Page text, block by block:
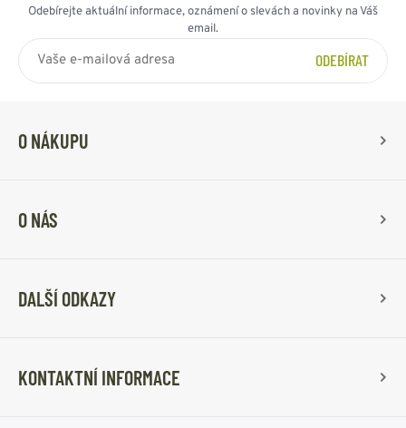
Odebírejte aktuální informace, oznámení o slevách a novinky na Váš
email.
ODEBÍRAT
O NÁKUPU
O NÁS
DALŠÍ ODKAZY
KONTAKTNÍ INFORMACE